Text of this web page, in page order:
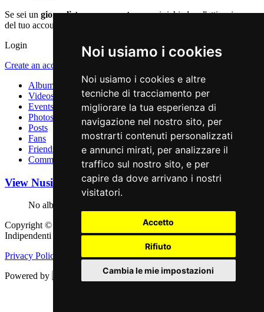
Noi usiamo i cookies
Noi usiamo i cookies e altre
tecniche di tracciamento per
migliorare la tua esperienza di
navigazione nel nostro sito, per
mostrarti contenuti personalizzati
e annunci mirati, per analizzare il
traffico sul nostro sito, e per
capire da dove arrivano i nostri
visitatori.
Accetto
Rifiuto
Cambia le mie impostazioni
Se sei un giornalistao unoperatorepuoi richiedere l'attivazione
del tuo account registrandoti qui:
Login
Create an account
Albums
Videos
Events
Photos
Posts
Fans
Friends
Comments
View Nusica Org ProfileAlbum
No albums for this user
Copyright © 2011 - 2026 adEIdJ - Associazione delle Etichette
Indipendenti di Jazz. All Rights Reserved.
Privacy Policy
Cookie Policy
Powered by
Web Engine